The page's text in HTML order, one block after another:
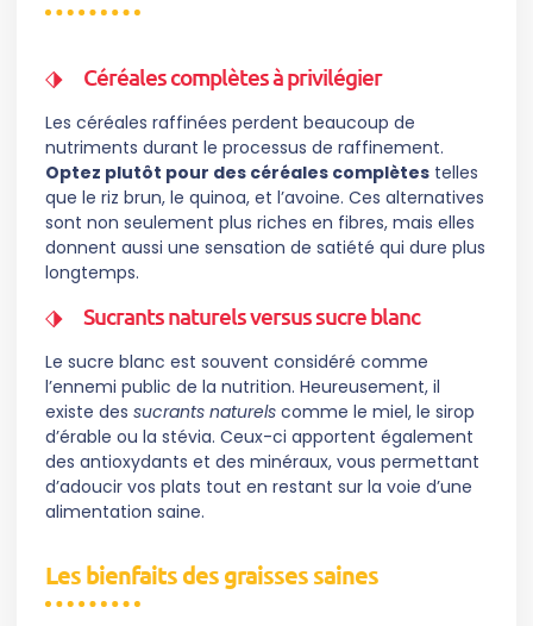
Céréales complètes à privilégier
Les céréales raffinées perdent beaucoup de
nutriments durant le processus de raffinement.
Optez plutôt pour des céréales complètes telles
que le riz brun, le quinoa, et l’avoine. Ces alternatives
sont non seulement plus riches en fibres, mais elles
donnent aussi une sensation de satiété qui dure plus
longtemps.
Sucrants naturels versus sucre blanc
Le sucre blanc est souvent considéré comme
l’ennemi public de la nutrition. Heureusement, il
existe des sucrants naturels comme le miel, le sirop
d’érable ou la stévia. Ceux-ci apportent également
des antioxydants et des minéraux, vous permettant
d’adoucir vos plats tout en restant sur la voie d’une
alimentation saine.
Les bienfaits des graisses saines